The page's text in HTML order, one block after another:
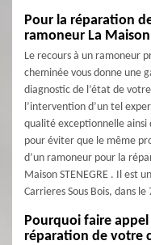
Pour la réparation
ramoneur La Maison
Le recours à un ramoneur
cheminée vous donne une
diagnostic de l’état de
l’intervention d’un tel
qualité exceptionnelle ainsi
pour éviter que le même
d’un ramoneur pour la
Maison STENEGRE . Il est
Carrieres Sous Bois, dans le
Pourquoi faire
réparation de votre